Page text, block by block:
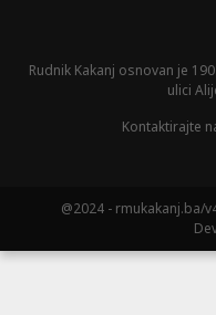
Rudnik Kakanj osnovan je
ulici
Kontaktirajte
@2024 - rmukakanj.ba/